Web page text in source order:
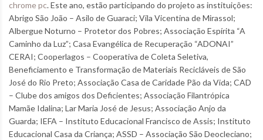
chrome pc. Este ano, estão participando do projeto as instituições:
Abrigo São João – Asilo de Guaraci; Vila Vicentina de Mirassol;
Albergue Noturno – Protetor dos Pobres; Associação Espírita “A
Caminho da Luz”; Casa Evangélica de Recuperação “ADONAI”
CERAI; Cooperlagos – Cooperativa de Coleta Seletiva,
Beneficiamento e Transformação de Materiais Recicláveis de São
José do Rio Preto; Associação Casa de Caridade Pão da Vida; CAD
– Clube dos amigos dos Deficientes; Associação Filantrópica
Mamãe Idalina; Lar Maria José de Jesus; Associação Anjo da
Guarda; IEFA – Instituto Educacional Francisco de Assis; Instituto
Educacional Casa da Criança; ASSD – Associação São Deocleciano;